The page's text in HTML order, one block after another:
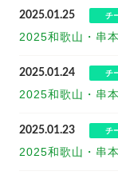
2025.01.25 チ
2025和歌山・串
2025.01.24 チ
2025和歌山・串
2025.01.23 チ
2025和歌山・串